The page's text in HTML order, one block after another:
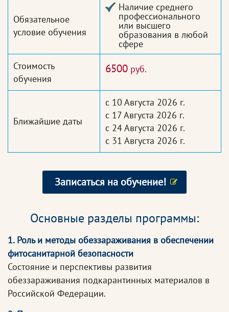
Обязательное
условие обучения
Наличие среднего
профессионального
или высшего
образования в любой
сфере
Стоимость
обучения
6500 руб.
Ближайшие даты
с 10 Августа 2026 г.
с 17 Августа 2026 г.
с 24 Августа 2026 г.
с 31 Августа 2026 г.
Записаться на обучение!
Основные разделы программы:
1. Роль и методы обеззараживания в обеспечении
фитосанитарной безопасности
Состояние и перспективы развития
обеззараживания подкарантинных материалов в
Российской Федерации.